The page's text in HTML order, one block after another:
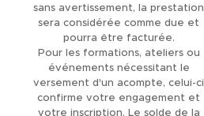
LAISSER UN AVIS
ME CONTACTER/
ADRESSE
CGV
sans avertissement, la prestation
sera considérée comme due et
pourra être facturée.
Pour les formations, ateliers ou
événements nécessitant le
versement d'un acompte, celui-ci
confirme votre engagement et
votre inscription. Le solde de la